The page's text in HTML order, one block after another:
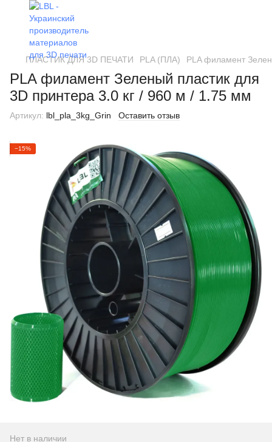
ПЛАСТИК ДЛЯ 3D ПЕЧАТИ PLA (ПЛА) PLA филамент
PLA филамент Зеленый пластик для
3D принтера 3.0 кг / 960 м / 1.75 мм
Артикул: lbl_pla_3kg_Grin Оставить отзыв
−15%
Нет в наличии